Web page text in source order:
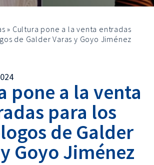
» Cultura pone a la venta entradas
de Galder Varas y Goyo Jiménez
pone a la venta
para los
de Galder
Goyo Jiménez